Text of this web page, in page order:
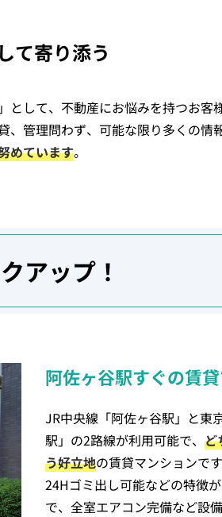
て寄り添う
として、不動産にお悩みを持つお客
管理問わず、可能な限り多くの情
めています。
アップ！
阿佐ヶ谷駅すぐの賃
JR中央線「阿佐ヶ谷駅」と東
駅」の2路線が利用可能で、 ど
う好立地の賃貸マンションで
24Hゴミ出し可能などの特徴
で、全室エアコン完備など設